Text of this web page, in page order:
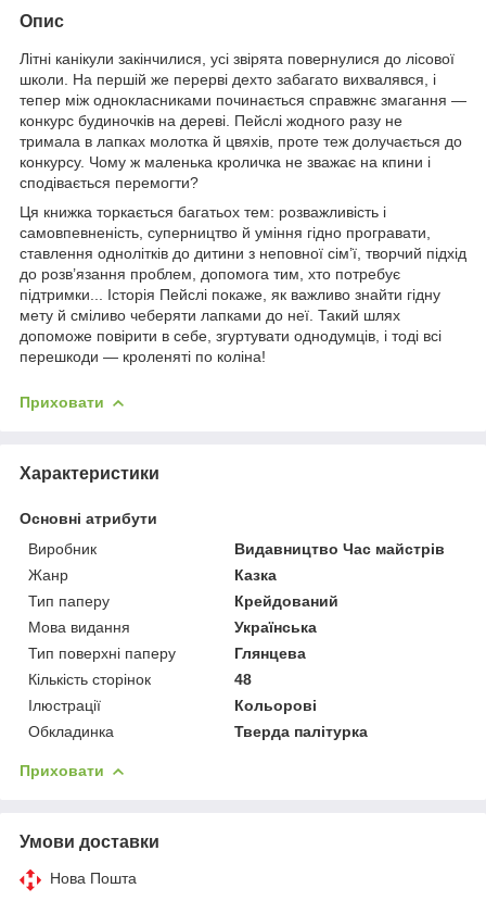
Опис
Літні канікули закінчилися, усі звірята повернулися до лісової
школи. На першій же перерві дехто забагато вихвалявся, і
тепер між однокласниками починається справжнє змагання —
конкурс будиночків на дереві. Пейслі жодного разу не
тримала в лапках молотка й цвяхів, проте теж долучається до
конкурсу. Чому ж маленька кроличка не зважає на кпини і
сподівається перемогти?
Ця книжка торкається багатьох тем: розважливість і
самовпевненість, суперництво й уміння гідно програвати,
ставлення однолітків до дитини з неповної сім’ї, творчий підхід
до розв’язання проблем, допомога тим, хто потребує
підтримки... Історія Пейслі покаже, як важливо знайти гідну
мету й сміливо чеберяти лапками до неї. Такий шлях
допоможе повірити в себе, згуртувати однодумців, і тоді всі
перешкоди — кроленяті по коліна!
Приховати
Характеристики
Основні атрибути
Виробник
Видавництво Час майстрів
Жанр
Казка
Тип паперу
Крейдований
Мова видання
Українська
Тип поверхні паперу
Глянцева
Кількість сторінок
48
Ілюстрації
Кольорові
Обкладинка
Тверда палітурка
Приховати
Умови доставки
Нова Пошта